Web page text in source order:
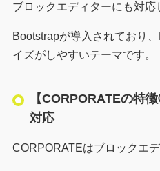
ブロックエディターにも対応
Bootstrapが導入されており
イズがしやすいテーマです。
【CORPORATEの特
対応
CORPORATEはブロックエ